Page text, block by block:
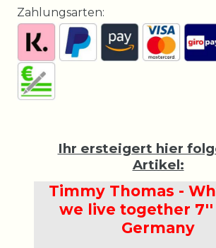
Zahlungsarten:
Ihr ersteigert hier
Artikel:
Timmy Thomas -
we live together 7''
Germany